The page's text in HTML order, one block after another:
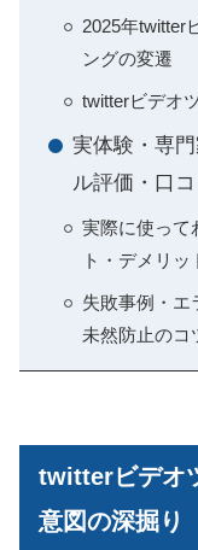
2025年twitter
ングの変遷
twitterビデオ
実体験・専
ル評価・口
実際に使って
ト・デメリッ
失敗事例・エ
未然防止のコ
twitterビデオ
意図の深掘り